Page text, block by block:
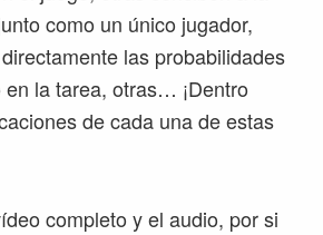
como un único jugador,
las probabilidades
la tarea, otras… ¡Dentro
de cada una de estas
completo y el audio, por si